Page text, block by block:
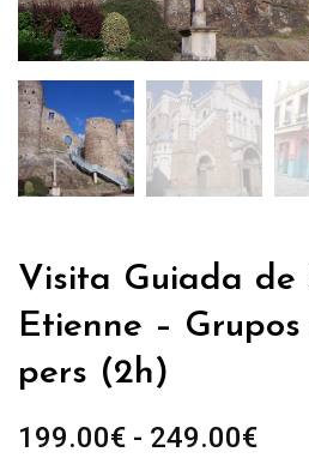
Visita Guiada de
Etienne –
pers (2h)
199.00€ - 249.00€